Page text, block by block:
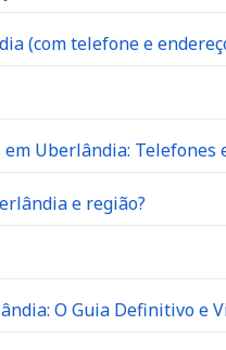
(com telefone e
Uberlândia: Telefones
e região?
O Guia Definitivo e